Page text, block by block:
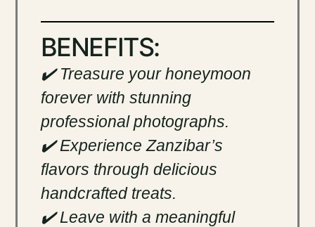
BENEFITS:
✔️ Treasure your honeymoon
forever with stunning
professional photographs.
✔️ Experience Zanzibar’s
flavors through delicious
handcrafted treats.
✔️ Leave with a meaningful